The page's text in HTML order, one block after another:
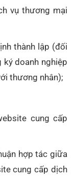
vụ thương mại
thành lập (đối
ký doanh nghiệp
thương nhân);
cung cấp
hợp tác giữa
cung cấp dịch